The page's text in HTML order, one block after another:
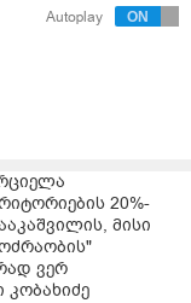
-
- წერს
Autoplay
20%-
მისი
ვერ